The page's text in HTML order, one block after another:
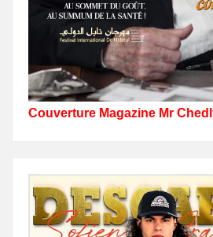
Couverture Magazine Mr